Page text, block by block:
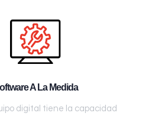
A La Medida
digital tiene la capacidad